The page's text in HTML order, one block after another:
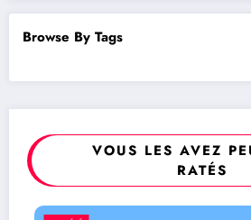
Browse By Tags
VOUS LES AVEZ
RATÉS